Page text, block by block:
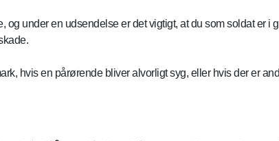
under en udsendelse er det vigtigt, at du som soldat er i
hvis en pårørende bliver alvorligt syg, eller hvis der er